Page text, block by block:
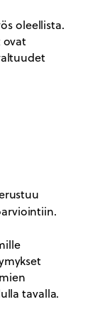
oleellista.
ovat
tavalla.